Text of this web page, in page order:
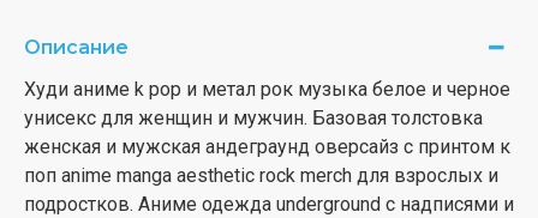
Описание
Худи аниме k pop и метал рок музыка белое и черное
унисекс для женщин и мужчин. Базовая толстовка
женская и мужская андеграунд оверсайз с принтом к
поп anime manga aesthetic rock merch для взрослых и
подростков. Аниме одежда underground с надписями и